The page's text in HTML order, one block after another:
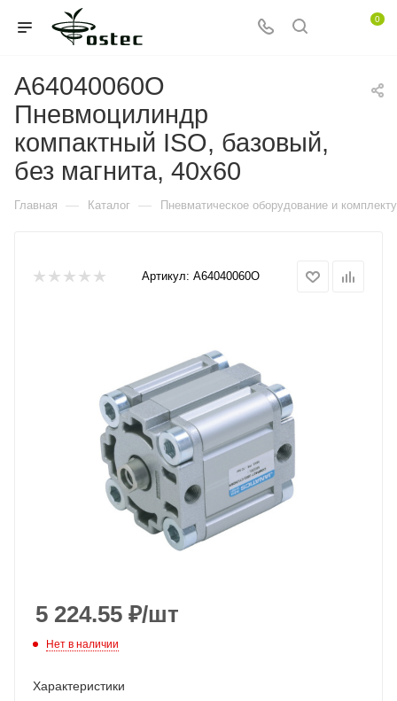
0
A64040060O
Пневмоцилиндр
компактный ISO, базовый,
без магнита, 40x60
Главная — Каталог — Пневматическое оборудование и
Артикул: A64040060O
5 224.55 ₽/шт
Нет в наличии
Характеристики